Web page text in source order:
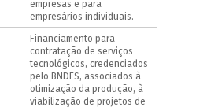
empresas e para
empresários individuais.
Financiamento para
contratação de serviços
tecnológicos, credenciados
pelo BNDES, associados à
otimização da produção, à
viabilização de projetos de